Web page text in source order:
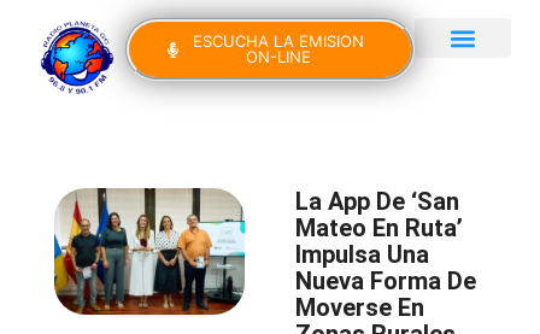
ESCUCHA LA EMISION
ON-LINE
La App De ‘San
Mateo En Ruta’
Impulsa Una
Nueva Forma De
Moverse En